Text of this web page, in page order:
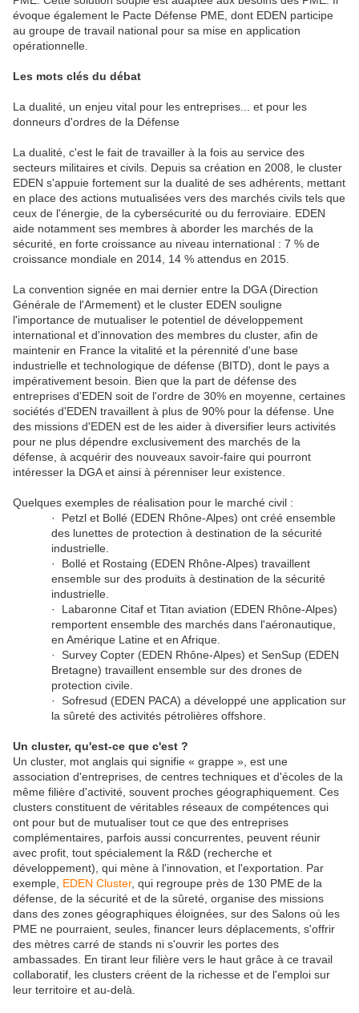
évoque également le Pacte Défense PME, dont EDEN participe
au groupe de travail national pour sa mise en application
opérationnelle.
Les mots clés du débat
La dualité, un enjeu vital pour les entreprises... et pour les
donneurs d'ordres de la Défense
La dualité, c'est le fait de travailler à la fois au service des
secteurs militaires et civils. Depuis sa création en 2008, le cluster
EDEN s'appuie fortement sur la dualité de ses adhérents, mettant
en place des actions mutualisées vers des marchés civils tels que
ceux de l'énergie, de la cybersécurité ou du ferroviaire. EDEN
aide notamment ses membres à aborder les marchés de la
sécurité, en forte croissance au niveau international : 7 % de
croissance mondiale en 2014, 14 % attendus en 2015.
La convention signée en mai dernier entre la DGA (Direction
Générale de l'Armement) et le cluster EDEN souligne
l'importance de mutualiser le potentiel de développement
international et d'innovation des membres du cluster, afin de
maintenir en France la vitalité et la pérennité d'une base
industrielle et technologique de défense (BITD), dont le pays a
impérativement besoin. Bien que la part de défense des
entreprises d'EDEN soit de l'ordre de 30% en moyenne, certaines
sociétés d'EDEN travaillent à plus de 90% pour la défense. Une
des missions d'EDEN est de les aider à diversifier leurs activités
pour ne plus dépendre exclusivement des marchés de la
défense, à acquérir des nouveaux savoir-faire qui pourront
intéresser la DGA et ainsi à pérenniser leur existence.
Quelques exemples de réalisation pour le marché civil :
· Petzl et Bollé (EDEN Rhône-Alpes) ont créé ensemble
des lunettes de protection à destination de la sécurité
industrielle.
· Bollé et Rostaing (EDEN Rhône-Alpes) travaillent
ensemble sur des produits à destination de la sécurité
industrielle.
· Labaronne Citaf et Titan aviation (EDEN Rhône-Alpes)
remportent ensemble des marchés dans l'aéronautique,
en Amérique Latine et en Afrique.
· Survey Copter (EDEN Rhône-Alpes) et SenSup (EDEN
Bretagne) travaillent ensemble sur des drones de
protection civile.
· Sofresud (EDEN PACA) a développé une application sur
la sûreté des activités pétrolières offshore.
Un cluster, qu'est-ce que c'est ?
Un cluster, mot anglais qui signifie « grappe », est une
association d'entreprises, de centres techniques et d'écoles de la
même filière d'activité, souvent proches géographiquement. Ces
clusters constituent de véritables réseaux de compétences qui
ont pour but de mutualiser tout ce que des entreprises
complémentaires, parfois aussi concurrentes, peuvent réunir
avec profit, tout spécialement la R&D (recherche et
développement), qui mène à l'innovation, et l'exportation. Par
exemple, EDEN Cluster, qui regroupe près de 130 PME de la
défense, de la sécurité et de la sûreté, organise des missions
dans des zones géographiques éloignées, sur des Salons où les
PME ne pourraient, seules, financer leurs déplacements, s'offrir
des mètres carré de stands ni s'ouvrir les portes des
ambassades. En tirant leur filière vers le haut grâce à ce travail
collaboratif, les clusters créent de la richesse et de l'emploi sur
leur territoire et au-delà.